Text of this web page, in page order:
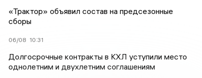
«Трактор» объявил состав на предсезонные
сборы
06/08 10:31
Долгосрочные контракты в КХЛ уступили место
однолетним и двухлетним соглашениям